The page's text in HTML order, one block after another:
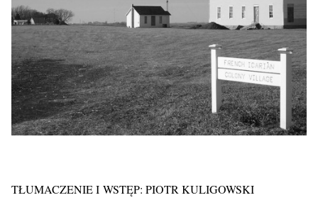
TŁUMACZENIE I WSTĘP: PIOTR KULIGOWSKI